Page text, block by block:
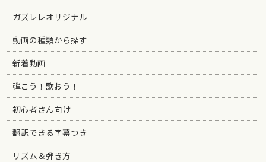
ガズレレオリジナル
動画の種類から探す
新着動画
弾こう！歌おう！
初心者さん向け
翻訳できる字幕つき
リズム＆弾き方